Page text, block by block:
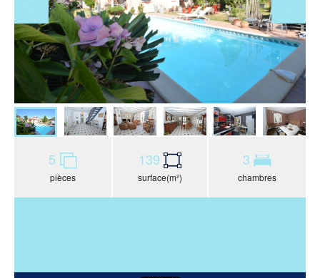
5
pièces
139
surface(m²)
3
chambres